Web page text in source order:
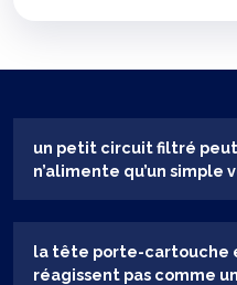
un petit circuit filtré
n’alimente qu’un simple
la tête porte-cartouche
réagissent pas comme